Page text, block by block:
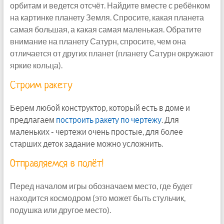
орбитам и ведется отсчёт. Найдите вместе с ребёнком
на картинке планету Земля. Спросите, какая планета
самая большая, а какая самая маленькая. Обратите
внимание на планету Сатурн, спросите, чем она
отличается от других планет (планету Сатурн окружают
яркие кольца).
Строим ракету
Берем любой конструктор, который есть в доме и
предлагаем построить ракету по чертежу. Для
маленьких - чертежи очень простые, для более
старших деток задание можно усложнить.
Отправляемся в полёт!
Перед началом игры обозначаем место, где будет
находится космодром (это может быть стульчик,
подушка или другое место).